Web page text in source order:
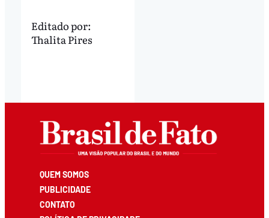
Editado por:
Thalita Pires
QUEM SOMOS
PUBLICIDADE
CONTATO